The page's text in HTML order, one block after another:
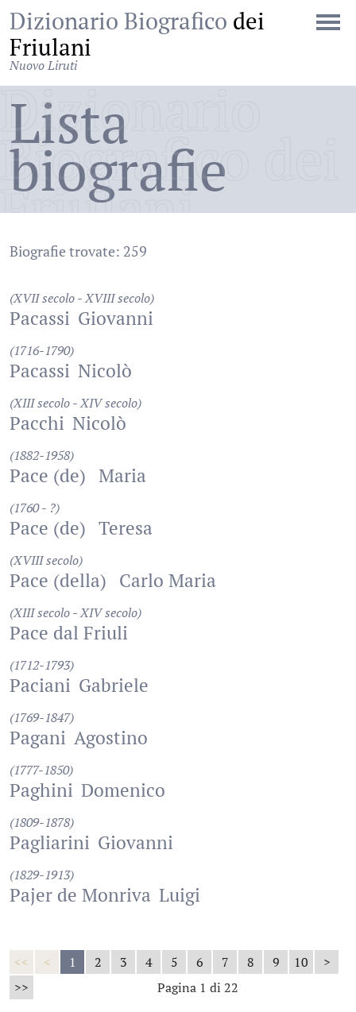
Dizionario Biografico dei
Friulani
Nuovo Liruti
Dizionario
Biografico dei
Friulani
Lista
biografie
Biografie trovate: 259
(XVII secolo - XVIII secolo)
Pacassi Giovanni
(1716-1790)
Pacassi Nicolò
(XIII secolo - XIV secolo)
Pacchi Nicolò
(1882-1958)
Pace (de) Maria
(1760 - ?)
Pace (de) Teresa
(XVIII secolo)
Pace (della) Carlo Maria
(XIII secolo - XIV secolo)
Pace dal Friuli
(1712-1793)
Paciani Gabriele
(1769-1847)
Pagani Agostino
(1777-1850)
Paghini Domenico
(1809-1878)
Pagliarini Giovanni
(1829-1913)
Pajer de Monriva Luigi
<< < 1 2 3 4 5 6 7 8 9 10
>
>>
Pagina 1 di 22